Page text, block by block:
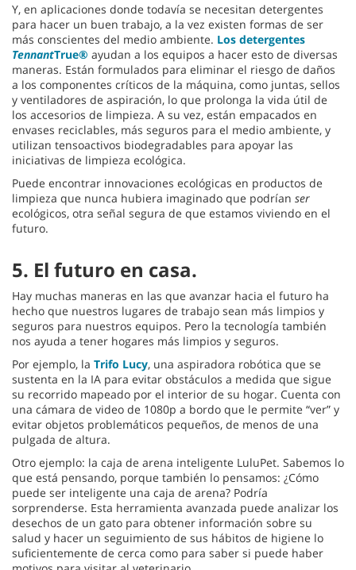
Y, en aplicaciones donde todavía se necesitan detergentes
para hacer un buen trabajo, a la vez existen formas de ser
más conscientes del medio ambiente. Los detergentes
TennantTrue® ayudan a los equipos a hacer esto de diversas
maneras. Están formulados para eliminar el riesgo de daños
a los componentes críticos de la máquina, como juntas, sellos
y ventiladores de aspiración, lo que prolonga la vida útil de
los accesorios de limpieza. A su vez, están empacados en
envases reciclables, más seguros para el medio ambiente, y
utilizan tensoactivos biodegradables para apoyar las
iniciativas de limpieza ecológica.
Puede encontrar innovaciones ecológicas en productos de
limpieza que nunca hubiera imaginado que podrían ser
ecológicos, otra señal segura de que estamos viviendo en el
futuro.
5. El futuro en casa.
Hay muchas maneras en las que avanzar hacia el futuro ha
hecho que nuestros lugares de trabajo sean más limpios y
seguros para nuestros equipos. Pero la tecnología también
nos ayuda a tener hogares más limpios y seguros.
Por ejemplo, la Trifo Lucy, una aspiradora robótica que se
sustenta en la IA para evitar obstáculos a medida que sigue
su recorrido mapeado por el interior de su hogar. Cuenta con
una cámara de video de 1080p a bordo que le permite “ver” y
evitar objetos problemáticos pequeños, de menos de una
pulgada de altura.
Otro ejemplo: la caja de arena inteligente LuluPet. Sabemos lo
que está pensando, porque también lo pensamos: ¿Cómo
puede ser inteligente una caja de arena? Podría
sorprenderse. Esta herramienta avanzada puede analizar los
desechos de un gato para obtener información sobre su
salud y hacer un seguimiento de sus hábitos de higiene lo
suficientemente de cerca como para saber si puede haber